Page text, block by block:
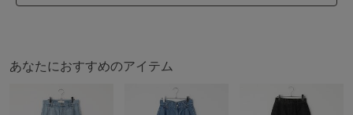
あなたにおすすめのアイテム